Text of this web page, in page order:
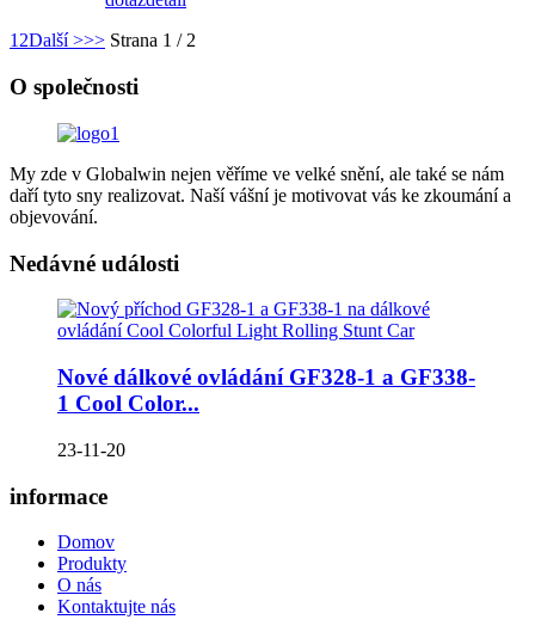
12Další >>> Strana 1 / 2
O společnosti
My zde v Globalwin nejen věříme ve velké snění, ale také se nám
daří tyto sny realizovat. Naší vášní je motivovat vás ke zkoumání a
objevování.
Nedávné události
Nové dálkové ovládání GF328-1 a GF338-
1 Cool Color...
23-11-20
informace
Domov
Produkty
O nás
Kontaktujte nás